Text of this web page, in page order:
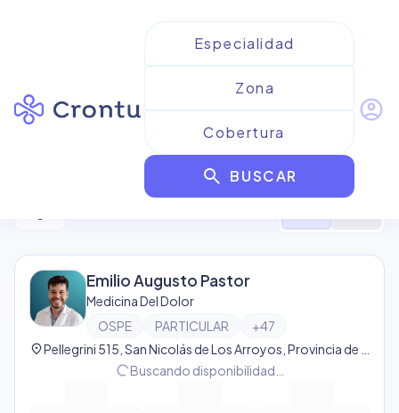
search BUSCAR
account_circle
Resultados paraOSPE
filter_alt
Emilio Augusto Pastor
Medicina Del Dolor
OSPE
PARTICULAR +47
location_on
progress_activityBuscando disponibilidad…